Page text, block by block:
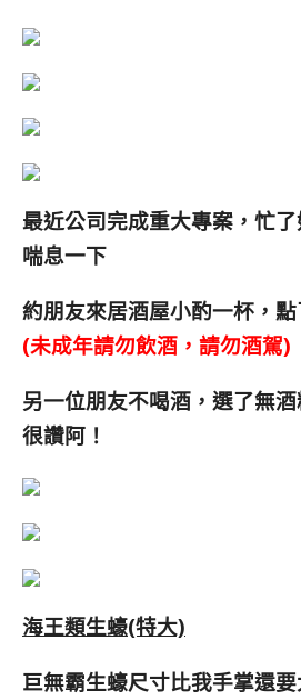
最近公司完成重大專案，忙
喘息一下
約朋友來居酒屋小酌一杯，
(未成年請勿飲酒，請勿酒駕)
另一位朋友不喝酒，選了無
很讚阿！
海王類生蠔(特大)
巨無霸生蠔尺寸比我手掌還